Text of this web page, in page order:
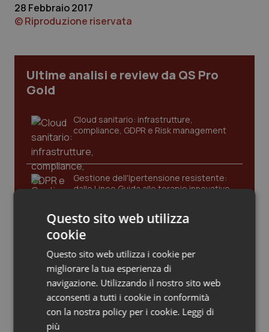
Emilia-Romagna
Lazio
Lombardia
Marche
Piemonte
Provincia Autonoma di Bolzano
Provincia Autonoma di Trento
Puglia
Colesterolo & coronaropatie
Diabete & glucometri
Dolore
Donna & Salute
HIV
Infezioni & Febbre
Ipertensione & Scompenso
Malattie rare
28 Febbraio 2017
© Riproduzione riservata
Ultime analisi e review da QS Pro
Gold
Cloud sanitario: infrastrutture,
compliance, GDPR e Risk management
Gestione dell'Ipertensione resistente:
dalle Linee Guida alle terapie innovative
Leadership Infermieristica 2026: nuovi
Leadership Medica 2026: guidare team
clinici ad alte prestazioni
Questo sito web utilizza
cookie
Questo sito web utilizza i cookie per
migliorare la tua esperienza di
navigazione. Utilizzando il nostro sito web
acconsenti a tutti i cookie in conformità
con la nostra policy per i cookie. Leggi di
più